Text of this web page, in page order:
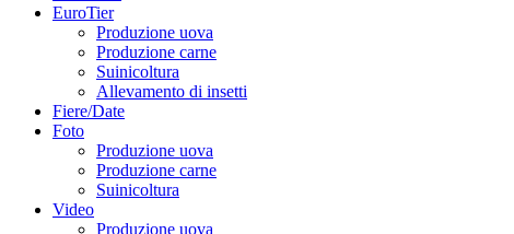
EuroTier
Produzione uova
Produzione carne
Suinicoltura
Allevamento di insetti
Fiere/Date
Foto
Produzione uova
Produzione carne
Suinicoltura
Video
Produzione uova